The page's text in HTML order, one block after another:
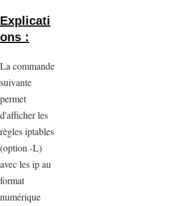
Explicati
ons :
La commande
suivante
permet
d'afficher les
règles iptables
(option -L)
avec les ip au
format
numérique